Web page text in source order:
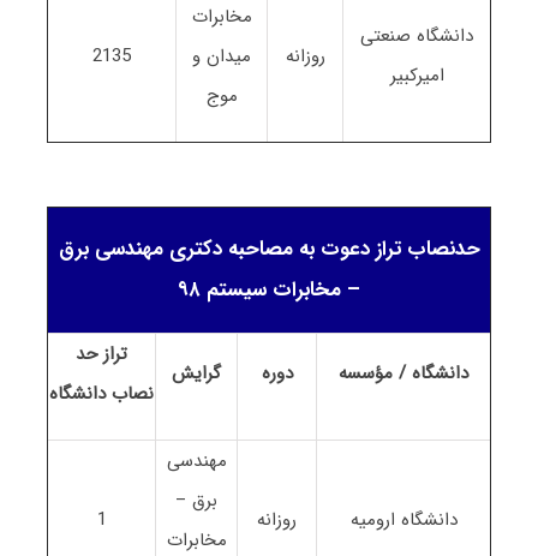
دانشگاه صنعتی
امیرکبیر
روزانه
مخابرات
میدان و
موج
2135
حدنصاب تراز دعوت به مصاحبه دکتری مهندسی برق
– مخابرات سیستم ۹۸
دانشگاه / مؤسسه دوره گرایش
تراز حد
نصاب دانشگاه
دانشگاه ارومیه روزانه
مهندسی
برق –
مخابرات
1